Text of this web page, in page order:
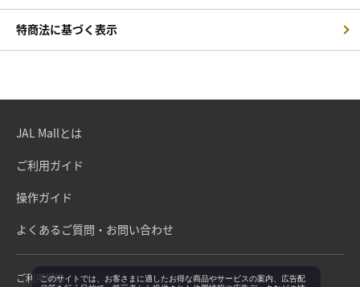
特商法に基づく表示
JAL Mallとは
ご利用ガイド
操作ガイド
よくあるご質問・お問い合わせ
ご利用規約このサイトでは、お客さまに適したお得な商品やサービスの案内、広告配